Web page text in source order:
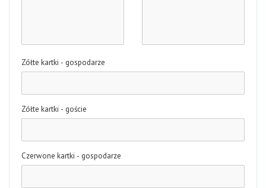
Zółte kartki - gospodarze
Zółte kartki - goście
Czerwone kartki - gospodarze